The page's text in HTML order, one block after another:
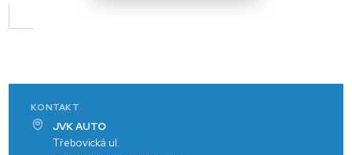
KONTAKT
JVK AUTO
Třebovická ul.